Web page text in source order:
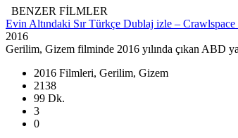
BENZER FİLMLER
Evin Altındaki Sır Türkçe Dublaj izle – Crawlspace
2016
Gerilim, Gizem filminde 2016 yılında çıkan ABD
2016 Filmleri, Gerilim, Gizem
2138
99 Dk.
3
0